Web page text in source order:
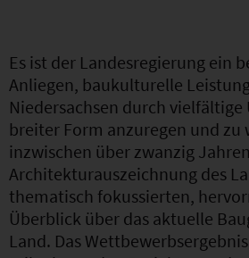
Es ist der Landesregierung ein
Anliegen, baukulturelle
Niedersachsen durch
breiter Form anzuregen und zu
inzwischen über zwanzig
Architekturauszeichnung des
thematisch fokussierten,
Überblick über das aktuelle
Land. Das